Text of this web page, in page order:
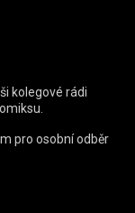
kolegové rádi
pro osobní odběr